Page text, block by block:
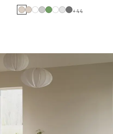
+44